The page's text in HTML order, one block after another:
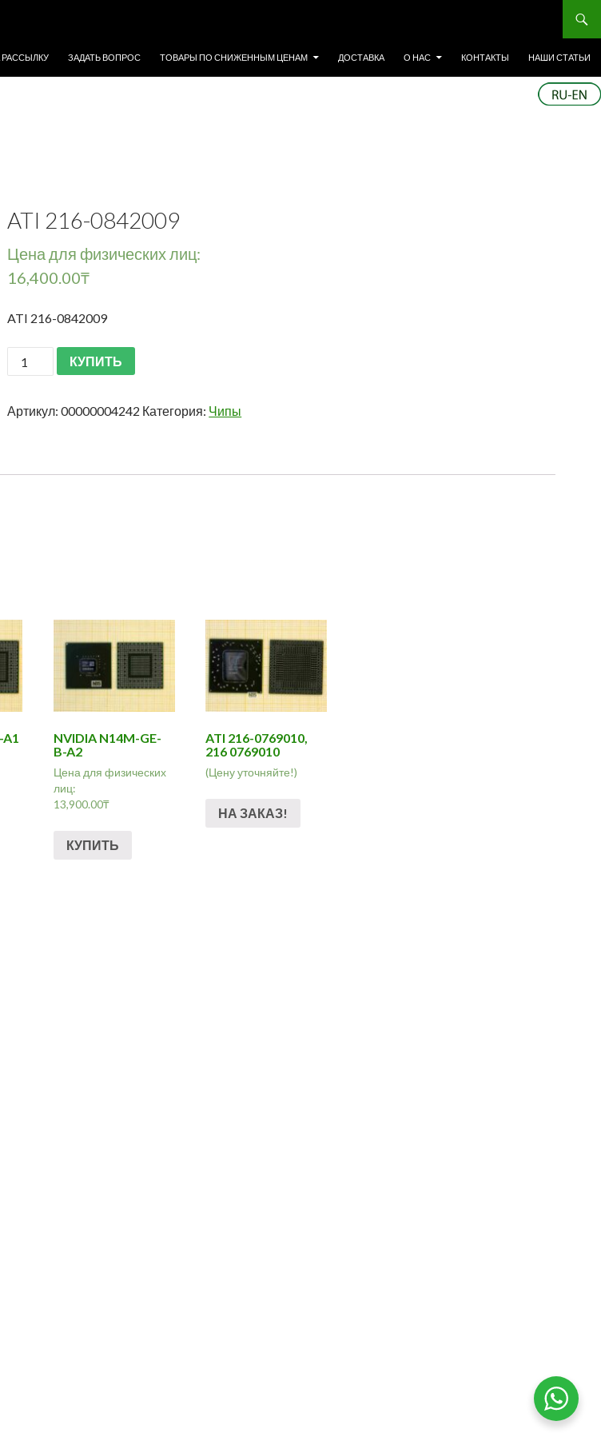
ЗАДАТЬ ВОПРОС ТОВАРЫ ПО СНИЖЕННЫМ ЦЕНАМ ДОСТАВКА О НАС КОНТАКТЫ НАШИ СТАТЬИ
ATI 216-0842009
Цена для физических лиц:
16,400.00₸
ATI 216-0842009
КУПИТЬ
Артикул:00000004242 Категория: Чипы
A1
NVIDIA N14M-GE-
B-A2
Цена для физических
лиц:
13,900.00₸
КУПИТЬ
ATI 216-0769010,
216 0769010
(Цену уточняйте!)
НА ЗАКАЗ!